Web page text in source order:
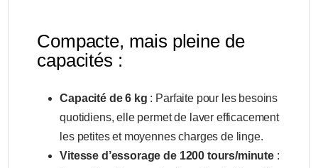
Compacte, mais pleine de
capacités :
Capacité de 6 kg : Parfaite pour les besoins
quotidiens, elle permet de laver efficacement
les petites et moyennes charges de linge.
Vitesse d’essorage de 1200 tours/minute: